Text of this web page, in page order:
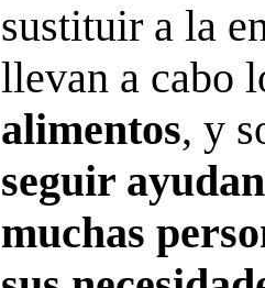
sustituir a la
llevan a cabo
alimentos, y
seguir
muchas